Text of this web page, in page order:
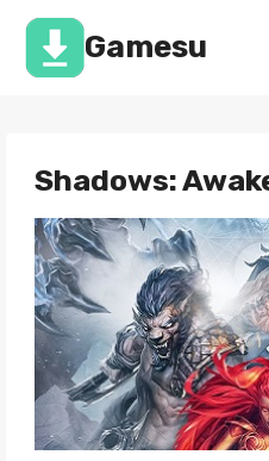
Перейти
содержимомуGamesu
Shadows: